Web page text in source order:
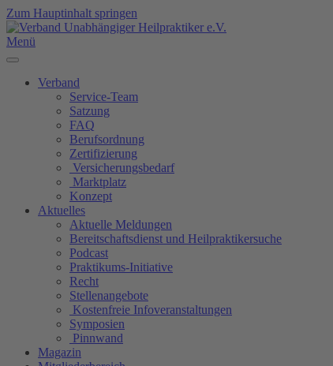
Zum Hauptinhalt springen
Menü
Verband
Service-Team
Satzung
FAQ
Berufsordnung
Zertifizierung
Versicherungsbedarf
Marktplatz
Konzept
Aktuelles
Aktuelle Meldungen
Bereitschaftsdienst und Heilpraktikersuche
Podcast
Praktikums-Initiative
Recht
Stellenangebote
Kostenfreie Infoveranstaltungen
Symposien
Pinnwand
Magazin